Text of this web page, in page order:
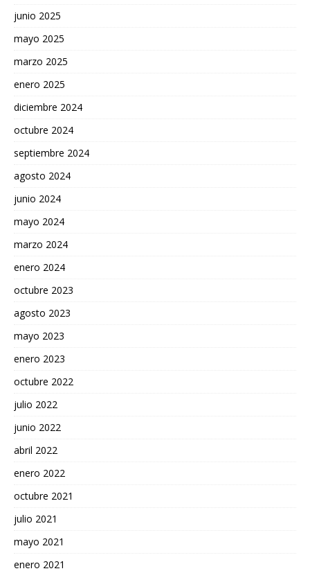
junio 2025
mayo 2025
marzo 2025
enero 2025
diciembre 2024
octubre 2024
septiembre 2024
agosto 2024
junio 2024
mayo 2024
marzo 2024
enero 2024
octubre 2023
agosto 2023
mayo 2023
enero 2023
octubre 2022
julio 2022
junio 2022
abril 2022
enero 2022
octubre 2021
julio 2021
mayo 2021
enero 2021